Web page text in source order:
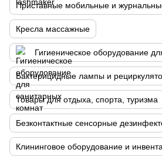
Приставные мобильные и
Кресла массажные
Гигиеническое оборудование
Бактерицидные лампы и
Товары для отдыха, спорта, туризма
Безконтактные сенсорные
Клининговое оборудование и